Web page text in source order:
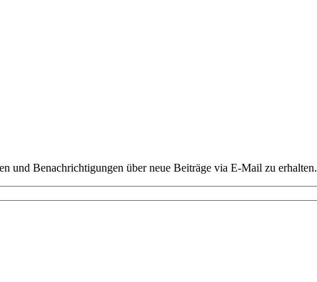
und Benachrichtigungen über neue Beiträge via E-Mail zu erhalten.